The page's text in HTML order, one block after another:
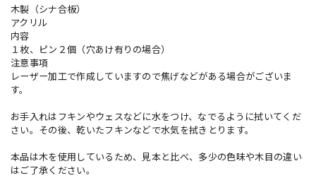
木製（シナ合板）
アクリル
内容
１枚、ピン２個（穴あけ有りの場合）
注意事項
レーザー加工で作成していますので焦げなどがある場合がございま
す。
お手入れはフキンやウェスなどに水をつけ、なでるように拭いてくだ
さい。その後、乾いたフキンなどで水気を拭きとります。
本品は木を使用しているため、見本と比べ、多少の色味や木目の違い
はご了承ください。